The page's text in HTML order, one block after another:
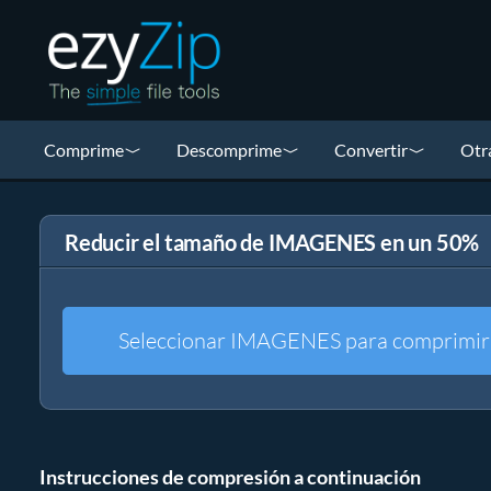
Comprime Descomprime Convertir
Reducir el tamaño de IMAGENES en un 50%
Seleccionar IMAGENES para comprimir
Instrucciones de compresión a continuación